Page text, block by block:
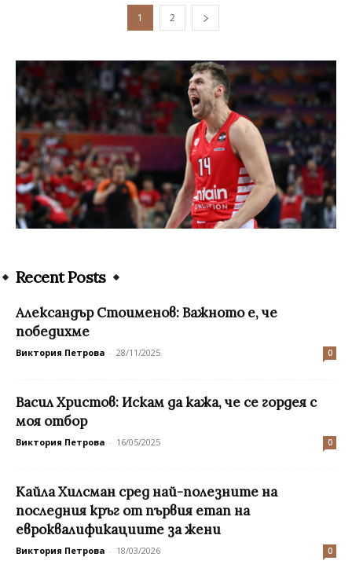
1 2
Recent Posts
Александър Стоименов: Важното е, че
победихме
Виктория Петрова - 28/11/2025 0
Васил Христов: Искам да кажа, че се гордея с
моя отбор
Виктория Петрова - 16/05/2025 0
Кайла Хилсман сред най-полезните на
последния кръг от първия етап на
евроквалификациите за жени
Виктория Петрова - 18/03/2026 0